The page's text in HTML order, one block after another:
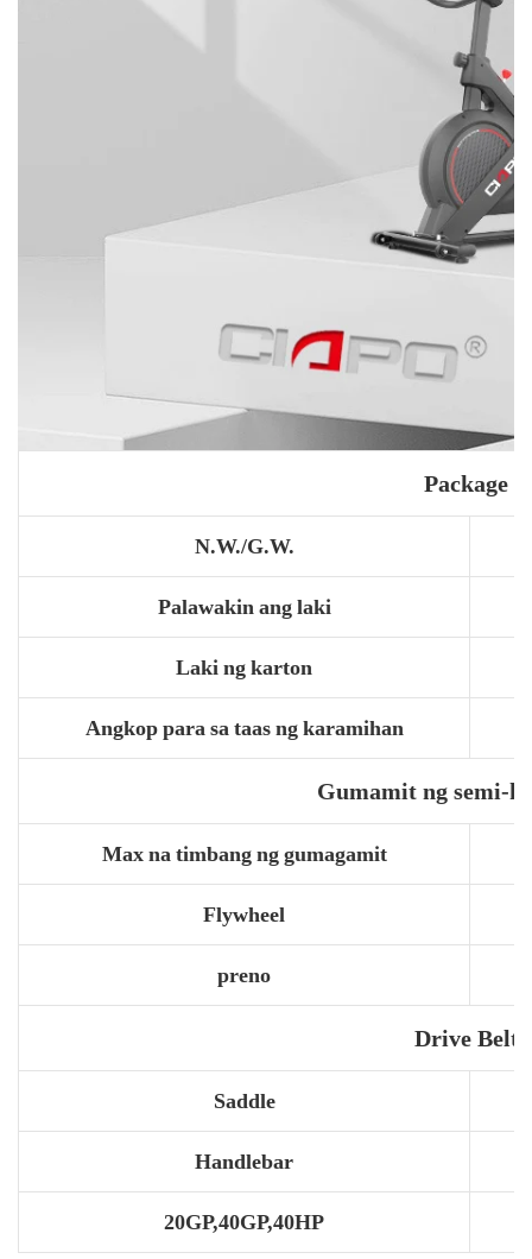
Package
N.W./G.W.
Palawakin ang laki
Laki ng karton
Angkop para sa taas ng karamihan
Gumamit ng semi-
Max na timbang ng gumagamit
Flywheel
preno
Drive Belt
Saddle
Handlebar
20GP,40GP,40HP